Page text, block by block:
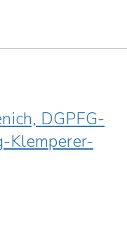
DGPFG-
Klemperer-